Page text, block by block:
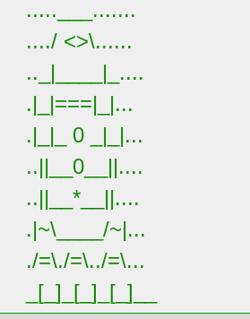
.....___.......
..../ <>\......
.._|____|_....
.|_|===|_|...
.|_|_ 0 _|_|...
..||__0__||....
..||__*__||....
.|~\____/~|...
./=\./=\../=\...
_[_]_[_]_[_]__